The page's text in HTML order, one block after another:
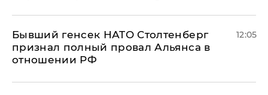
Бывший генсек НАТО Столтенберг
признал полный провал Альянса в
отношении РФ
12:05